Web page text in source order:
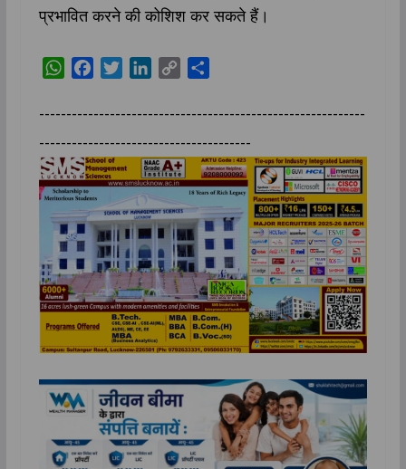
प्रभावित करने की कोशिश कर सकते हैं।
W
a
s
A
p
p
c
b
o
o
k
i
t
e
r
n
e
d
I
n
p
L
i
k
a
e
------------------------------------------------------------
---------------------------------------